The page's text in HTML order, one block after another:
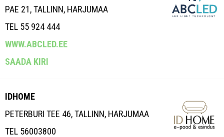
PAE 21, TALLINN, HARJUMAA
TEL 55 924 444
WWW.ABCLED.EE
SAADA KIRI
IDHOME
PETERBURI TEE 46, TALLINN, HARJUMAA
TEL 56003800